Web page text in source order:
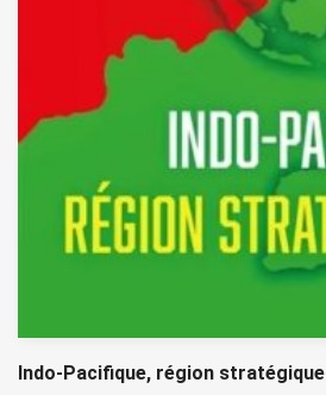
Indo-Pacifique, région stratégique